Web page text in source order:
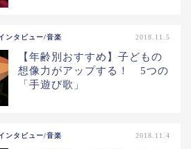
ンタビュー/音楽 2018.11.5
【年齢別おすすめ】子どもの
想像力がアップする！ 5つの
「手遊び歌」
ンタビュー/音楽 2018.11.4